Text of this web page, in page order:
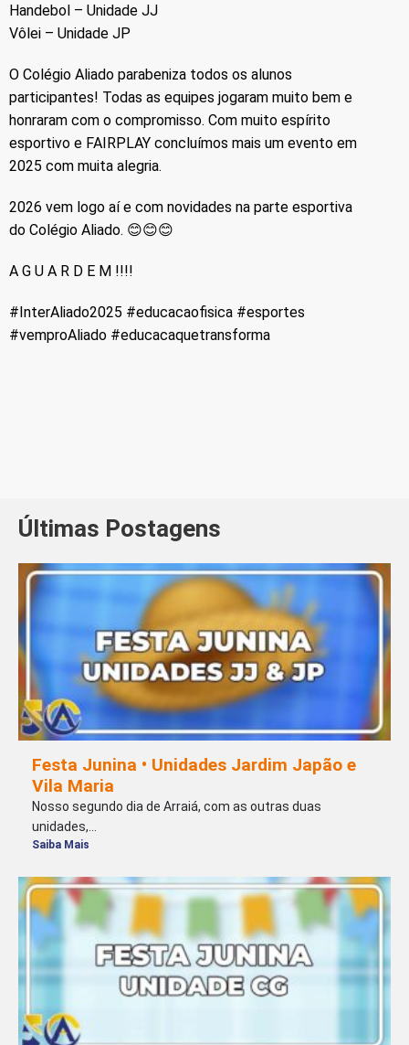
Handebol – Unidade JJ
Vôlei – Unidade JP
O Colégio Aliado parabeniza todos os alunos
participantes! Todas as equipes jogaram muito bem e
honraram com o compromisso. Com muito espírito
esportivo e FAIRPLAY concluímos mais um evento em
2025 com muita alegria.
2026 vem logo aí e com novidades na parte esportiva
do Colégio Aliado. 😊😊😊
A G U A R D E M !!!!
#InterAliado2025 #educacaofisica #esportes
#vemproAliado #educacaquetransforma
Últimas Postagens
Festa Junina • Unidades Jardim Japão e
Vila Maria
Nosso segundo dia de Arraiá, com as outras duas
unidades,...
Saiba Mais